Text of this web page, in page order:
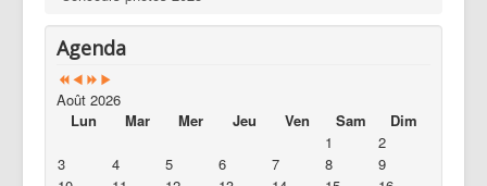
Agenda
Août 2026
Lun
Mar Mer Jeu Ven Sam
Dim
1
2
3
4 5 6 7 8
9